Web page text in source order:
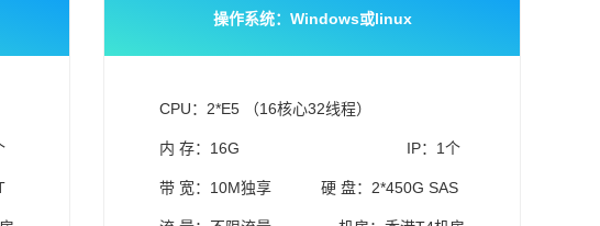
操作系统：Windows或linux
CPU：2*E5 （16核心32线程）
内 存：16G IP：1个
带 宽：10M独享 硬 盘：2*450G SAS